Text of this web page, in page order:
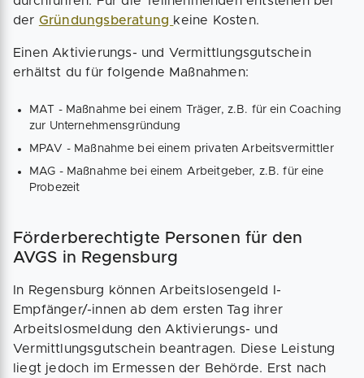
der Gründungsberatung keine Kosten.
Einen Aktivierungs- und Vermittlungsgutschein
erhältst du für folgende Maßnahmen:
MAT - Maßnahme bei einem Träger, z.B. für ein Coaching
zur Unternehmensgründung
MPAV - Maßnahme bei einem privaten Arbeitsvermittler
MAG - Maßnahme bei einem Arbeitgeber, z.B. für eine
Probezeit
Förderberechtigte Personen für den
AVGS in Regensburg
In Regensburg können Arbeitslosengeld I-
Empfänger/-innen ab dem ersten Tag ihrer
Arbeitslosmeldung den Aktivierungs- und
Vermittlungsgutschein beantragen. Diese Leistung
liegt jedoch im Ermessen der Behörde. Erst nach